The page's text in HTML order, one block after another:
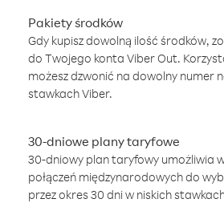
Pakiety środków
Gdy kupisz dowolną ilość środków,
do Twojego konta Viber Out.
możesz dzwonić na dowolny numer
stawkach Viber.
30-dniowe plany taryfowe
30-dniowy plan taryfowy umożliwia
połączeń międzynarodowych do
przez okres 30 dni w niskich